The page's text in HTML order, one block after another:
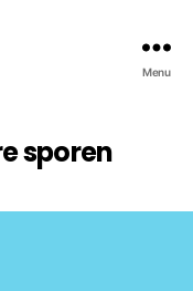
Menu
sporen